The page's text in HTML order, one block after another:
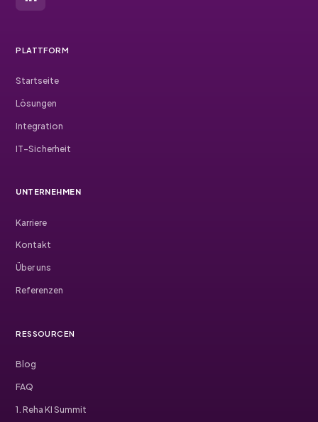
PLATTFORM
Startseite
Lösungen
Integration
IT-Sicherheit
UNTERNEHMEN
Karriere
Kontakt
Über uns
Referenzen
RESSOURCEN
Blog
FAQ
1. Reha KI Summit